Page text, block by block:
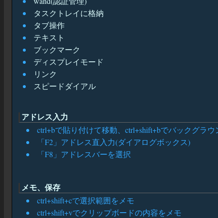
タスクトレイに格納
タブ操作
テキスト
ブックマーク
ディスプレイモード
リンク
スピードダイアル
アドレス入力
ctrl+bで貼り付けて移動、ctrl+shift+bでバックグラウ
「F2」アドレス直入力(ダイアログボックス)
「F8」アドレスバーを選択
メモ、保存
ctrl+shift+cで選択範囲をメモ
ctrl+shift+vでクリップボードの内容をメモ